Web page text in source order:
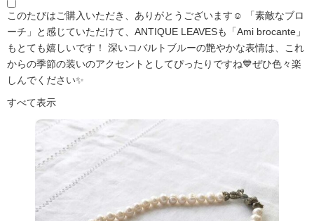
このたびはご購入いただき、ありがとうございます☺️ 「素敵なブロ
ーチ」と感じていただけて、ANTIQUE LEAVESも「Ami brocante」
もとても嬉しいです！ 深いコバルトブルーの艶やかな表情は、これ
からの季節の装いのアクセントとしてぴったりですね💙ぜひ色々楽
しんでください✨
すべて表示